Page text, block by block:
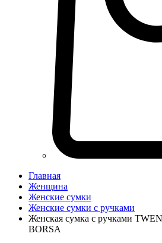
Главная
Женщина
Женские сумки
Женские сумки с ручками
Женская сумка с ручками
BORSA